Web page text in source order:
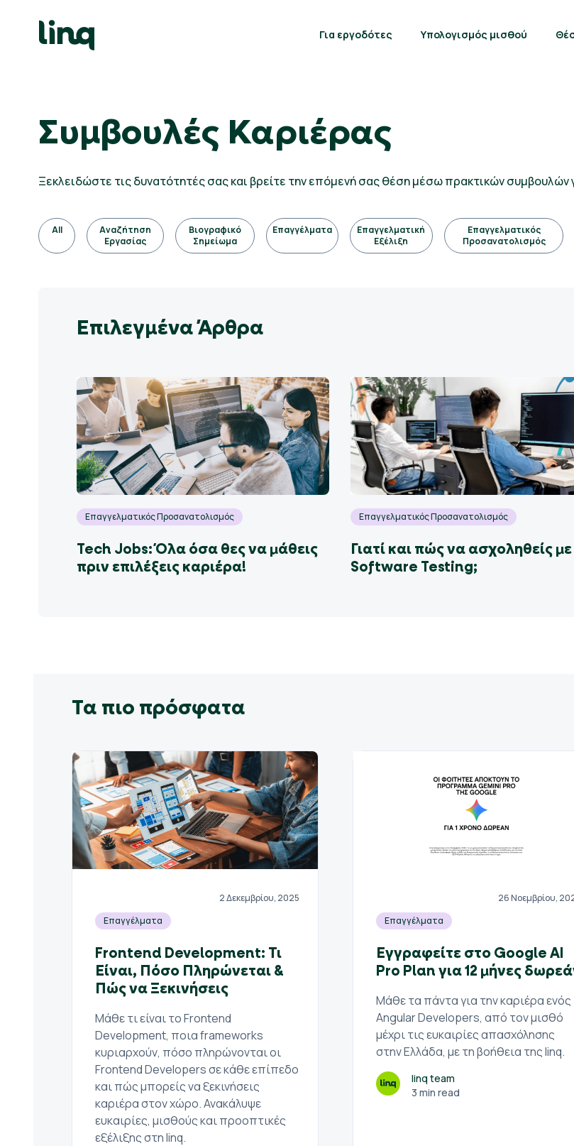
content
Για εργοδότες Υπολογισμός μισθού
Συμβουλές Καριέρας
Ξεκλειδώστε τις δυνατότητές σας και βρείτε την επόμενή σας θέση μέσω πρακτικών συμβουλών
All
Αναζήτηση
Εργασίας
Βιογραφικό
Σημείωμα
Επαγγέλματα
Επαγγελματική
Εξέλιξη
Επαγγελματικός
Προσανατολισμός
Επιλεγμένα Άρθρα
Επαγγελματικός Προσανατολισμός
Tech Jobs: Όλα όσα θες να μάθεις
πριν επιλέξεις καριέρα!
Επαγγελματικός Προσανατολισμός
Γιατί και πώς να ασχοληθείς
Software Testing;
Τα πιο πρόσφατα
2 Δεκεμβρίου, 2025
Επαγγέλματα
Frontend Development: Τι
Είναι, Πόσο Πληρώνεται &
Πώς να Ξεκινήσεις
Μάθε τι είναι το Frontend
Development, ποια frameworks
κυριαρχούν, πόσο πληρώνονται οι
Frontend Developers σε κάθε επίπεδο
και πώς μπορείς να ξεκινήσεις
καριέρα στον χώρο. Ανακάλυψε
ευκαιρίες, μισθούς και προοπτικές
εξέλιξης στη linq.
26 Νοεμβρίου,
Επαγγέλματα
Εγγραφείτε στο Google AI
Pro Plan για 12 μήνες
Μάθε τα πάντα για την καριέρα ενός
Angular Developers, από τον μισθό
μέχρι τις ευκαιρίες απασχόλησης
στην Ελλάδα, με τη βοήθεια της linq.
linq team
3 min read
Ελληνικά